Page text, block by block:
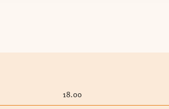
18.00